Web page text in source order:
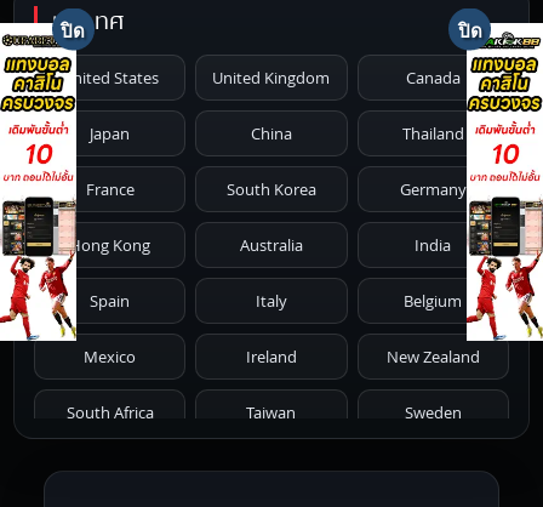
1991 1987
1986 1985 1984 1983 1982
1981 1980 1979 1978 1977
1976 1975 1974 1973 1972
1971 1970 1969 1968 1967
1966 1965 1964 1963 1962
1959 1955
ประเทศ
United States United Kingdom Canada
Japan China Thailand
France South Korea Germany
Hong Kong Australia India
Spain Italy Belgium
Mexico Ireland New Zealand
South Africa Taiwan Sweden
Netherlands Russia Poland